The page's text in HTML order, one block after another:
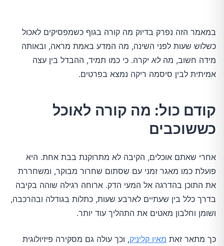
במאמר הזה נפרק בדיוק מה קורה בגוף כשמפסיקים לאכול
כשלוש שעות לפני השינה, מה המדע באמת מראה, ובאותה
מידה חשוב, מהלא יקרה. כי כמו תמיד, ההבדל בין עצה
אמיתית לבין סיסמה ריקה נמצא בפרטים.
קודם כול: מה קורה לאוכל
כששוכבים
אחרי שאתם אוכלים, הקיבה לא מתרוקנת בבת אחת. היא
פועלת כמו מאגר זמני עם שסתום שחרור מבוקר, ומשחררת
את התוכן בהדרגה אל המעי הדק. ארוחה רגילה שוהה בקיבה
בדרך כלל בין שעתיים לארבע שעות, כתלות בגודלה ובהרכבה,
ושומן וחלבון מאטים את התהליך עוד יותר.
כך מתאר זאת מאיו קליניק, וכך עולה גם מסקירה פיזיולוגית